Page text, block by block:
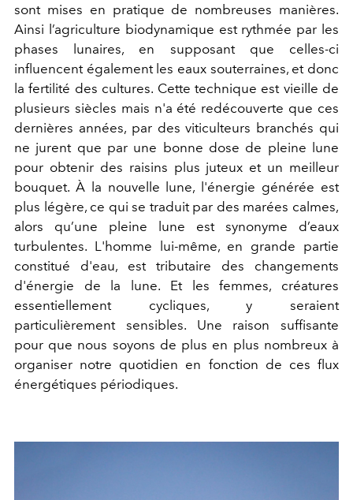
sont mises en pratique de nombreuses manières.
Ainsi l’agriculture biodynamique est rythmée par les
phases lunaires, en supposant que celles-ci
influencent également les eaux souterraines, et donc
la fertilité des cultures. Cette technique est vieille de
plusieurs siècles mais n'a été redécouverte que ces
dernières années, par des viticulteurs branchés qui
ne jurent que par une bonne dose de pleine lune
pour obtenir des raisins plus juteux et un meilleur
bouquet. À la nouvelle lune, l'énergie générée est
plus légère, ce qui se traduit par des marées calmes,
alors qu’une pleine lune est synonyme d’eaux
turbulentes. L'homme lui-même, en grande partie
constitué d'eau, est tributaire des changements
d'énergie de la lune. Et les femmes, créatures
essentiellement cycliques, y seraient
particulièrement sensibles. Une raison suffisante
pour que nous soyons de plus en plus nombreux à
organiser notre quotidien en fonction de ces flux
énergétiques périodiques.